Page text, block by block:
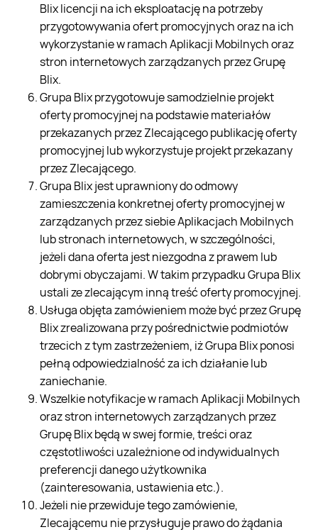
Blix licencji na ich eksploatację na potrzeby
przygotowywania ofert promocyjnych oraz na ich
wykorzystanie w ramach Aplikacji Mobilnych oraz
stron internetowych zarządzanych przez Grupę
Blix.
Grupa Blix przygotowuje samodzielnie projekt
oferty promocyjnej na podstawie materiałów
przekazanych przez Zlecającego publikację oferty
promocyjnej lub wykorzystuje projekt przekazany
przez Zlecającego.
Grupa Blix jest uprawniony do odmowy
zamieszczenia konkretnej oferty promocyjnej w
zarządzanych przez siebie Aplikacjach Mobilnych
lub stronach internetowych, w szczególności,
jeżeli dana oferta jest niezgodna z prawem lub
dobrymi obyczajami. W takim przypadku Grupa Blix
ustali ze zlecającym inną treść oferty promocyjnej.
Usługa objęta zamówieniem może być przez Grupę
Blix zrealizowana przy pośrednictwie podmiotów
trzecich z tym zastrzeżeniem, iż Grupa Blix ponosi
pełną odpowiedzialność za ich działanie lub
zaniechanie.
Wszelkie notyfikacje w ramach Aplikacji Mobilnych
oraz stron internetowych zarządzanych przez
Grupę Blix będą w swej formie, treści oraz
częstotliwości uzależnione od indywidualnych
preferencji danego użytkownika
(zainteresowania, ustawienia etc.).
Jeżeli nie przewiduje tego zamówienie,
Zlecającemu nie przysługuje prawo do żądania